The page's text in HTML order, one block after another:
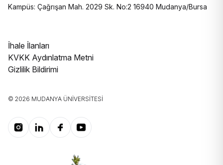
Kampüs: Çağrışan Mah. 2029 Sk. No:2 16940 Mudanya/Bursa
İhale İlanları
KVKK Aydınlatma Metni
Gizlilik Bildirimi
© 2026 MUDANYA ÜNIVERSITESI